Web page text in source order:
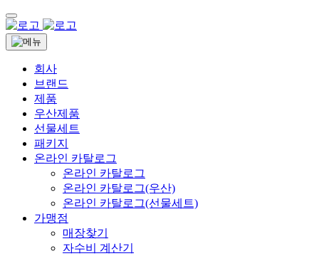
회사
브랜드
제품
우산제품
선물세트
패키지
온라인 카탈로그
온라인 카탈로그
온라인 카탈로그(우산)
온라인 카탈로그(선물세트)
가맹점
매장찾기
자수비 계산기